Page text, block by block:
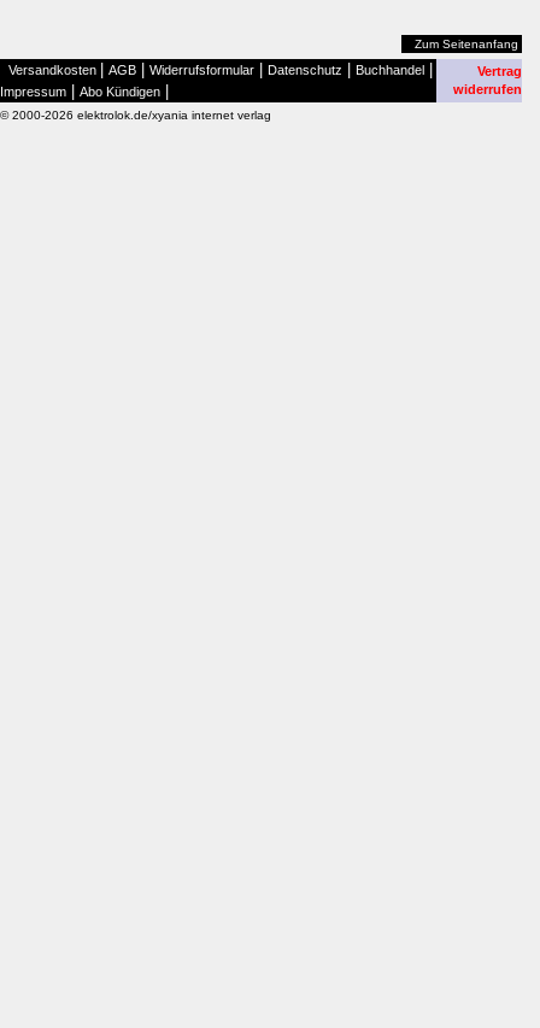
Zum Seitenanfang
Versandkosten AGB Widerrufsformular Datenschutz Buchhandel
Impressum Abo Kündigen
Vertrag
widerrufen
© 2000-2026 elektrolok.de/xyania internet verlag